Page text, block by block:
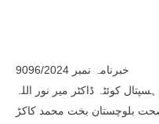
خبرنامہ نمبر 9096/2024
ہسپتال کوئٹہ ڈاکٹر میر نور اللہ
بلوچستان بخت محمد کاکڑ